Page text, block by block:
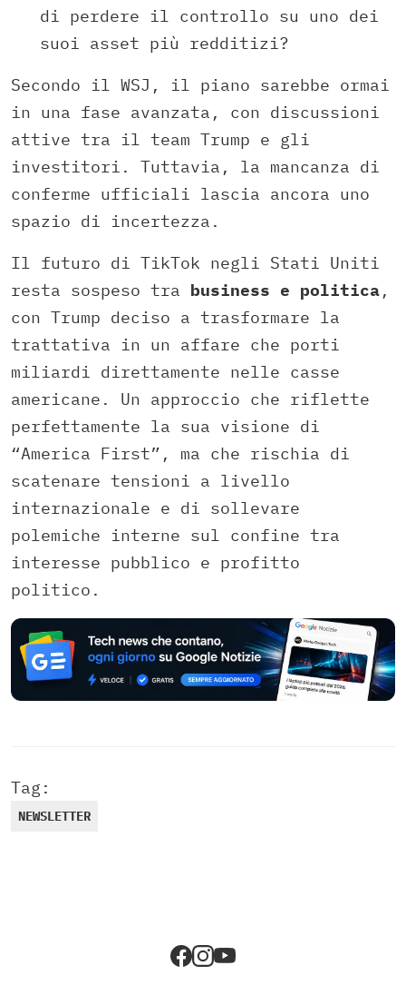
di perdere il controllo su uno dei
suoi asset più redditizi?
Secondo il WSJ, il piano sarebbe ormai
in una fase avanzata, con discussioni
attive tra il team Trump e gli
investitori. Tuttavia, la mancanza di
conferme ufficiali lascia ancora uno
spazio di incertezza.
Il futuro di TikTok negli Stati Uniti
resta sospeso tra business e politica,
con Trump deciso a trasformare la
trattativa in un affare che porti
miliardi direttamente nelle casse
americane. Un approccio che riflette
perfettamente la sua visione di
“America First”, ma che rischia di
scatenare tensioni a livello
internazionale e di sollevare
polemiche interne sul confine tra
interesse pubblico e profitto
politico.
Tag:
NEWSLETTER